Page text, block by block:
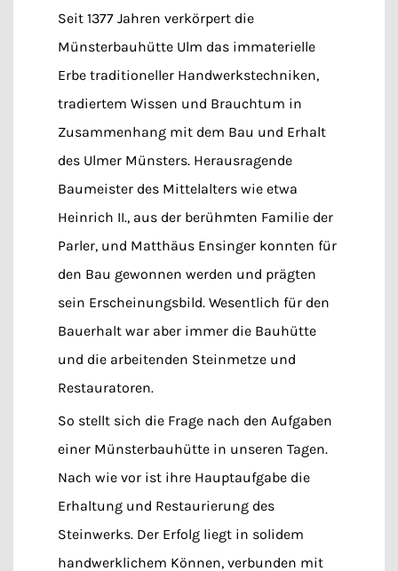
Seit 1377 Jahren verkörpert die
Münsterbauhütte Ulm das immaterielle
Erbe traditioneller Handwerkstechniken,
tradiertem Wissen und Brauchtum in
Zusammenhang mit dem Bau und Erhalt
des Ulmer Münsters. Herausragende
Baumeister des Mittelalters wie etwa
Heinrich II., aus der berühmten Familie der
Parler, und Matthäus Ensinger konnten für
den Bau gewonnen werden und prägten
sein Erscheinungsbild. Wesentlich für den
Bauerhalt war aber immer die Bauhütte
und die arbeitenden Steinmetze und
Restauratoren.
So stellt sich die Frage nach den Aufgaben
einer Münsterbauhütte in unseren Tagen.
Nach wie vor ist ihre Hauptaufgabe die
Erhaltung und Restaurierung des
Steinwerks. Der Erfolg liegt in solidem
handwerklichem Können, verbunden mit